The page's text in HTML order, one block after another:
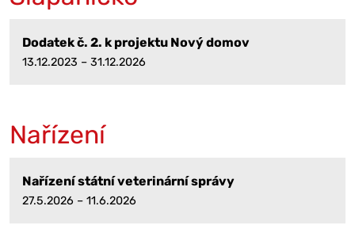
Dodatek č. 2. k projektu Nový domov
13.12.2023 – 31.12.2026
Nařízení
Nařízení státní veterinární správy
27.5.2026 – 11.6.2026